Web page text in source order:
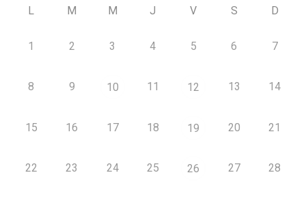
L M M J V S D
1 2 3 4 5 6 7
8 9 10 11 12 13 14
15 16 17 18 19 20 21
22 23 24 25 26 27 28